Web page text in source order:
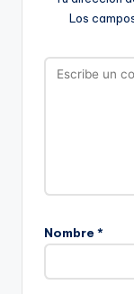
Los
Nombre *